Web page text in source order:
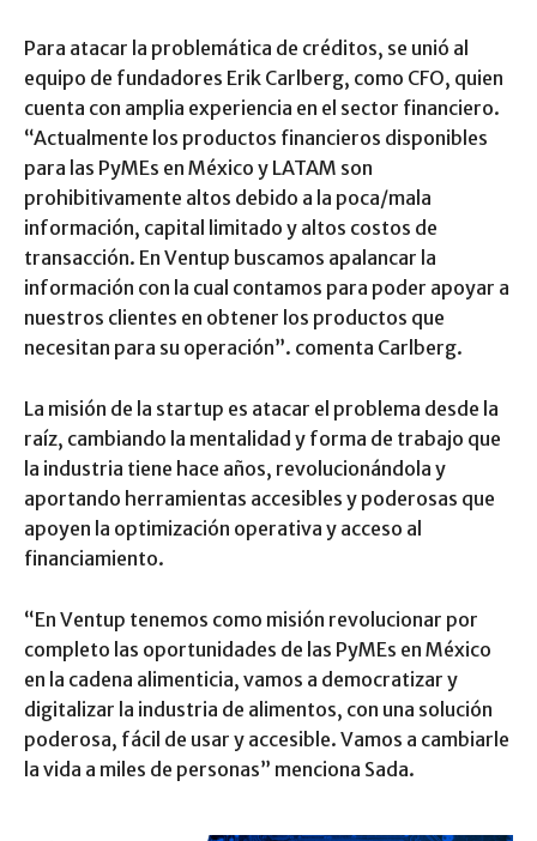
Para atacar la problemática de créditos, se unió al
equipo de fundadores Erik Carlberg, como CFO, quien
cuenta con amplia experiencia en el sector financiero.
“Actualmente los productos financieros disponibles
para las PyMEs en México y LATAM son
prohibitivamente altos debido a la poca/mala
información, capital limitado y altos costos de
transacción. En Ventup buscamos apalancar la
información con la cual contamos para poder apoyar a
nuestros clientes en obtener los productos que
necesitan para su operación”. comenta Carlberg.
La misión de la startup es atacar el problema desde la
raíz, cambiando la mentalidad y forma de trabajo que
la industria tiene hace años, revolucionándola y
aportando herramientas accesibles y poderosas que
apoyen la optimización operativa y acceso al
financiamiento.
“En Ventup tenemos como misión revolucionar por
completo las oportunidades de las PyMEs en México
en la cadena alimenticia, vamos a democratizar y
digitalizar la industria de alimentos, con una solución
poderosa, fácil de usar y accesible. Vamos a cambiarle
la vida a miles de personas” menciona Sada.